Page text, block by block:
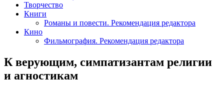
Творчество
Книги
Романы и повести. Рекомендация редактора
Кино
Фильмография. Рекомендация редактора
К верующим, симпатизантам религии
и агностикам